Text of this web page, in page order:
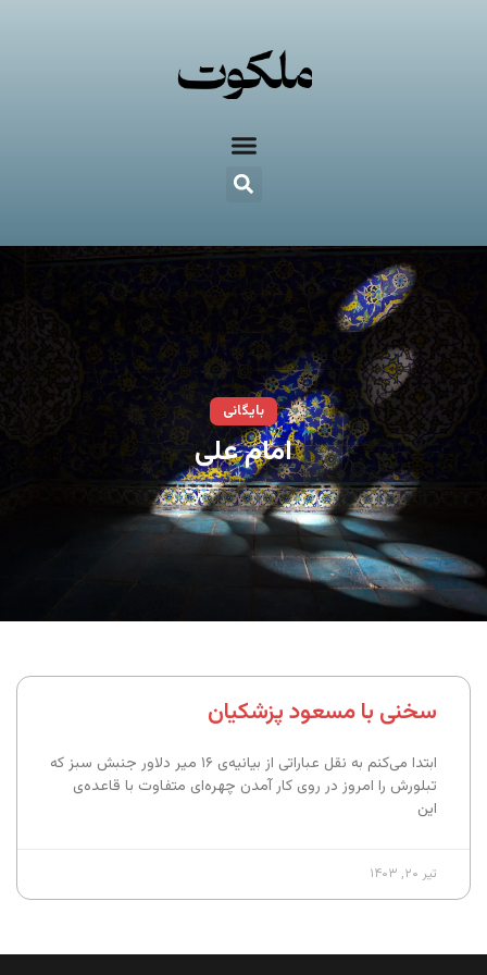
بایگانی
امام علی
سخنی با مسعود پزشکیان
ابتدا می‌کنم به نقل عباراتی از بیانیه‌ی ۱۶ میر دلاور جنبش سبز که
تبلورش را امروز در روی کار آمدن چهره‌ای متفاوت با قاعده‌ی
این
تیر ۲۰, ۱۴۰۳